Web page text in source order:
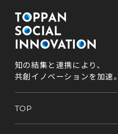
知の結集と連携により、
共創イノベーションを加速。
TOP